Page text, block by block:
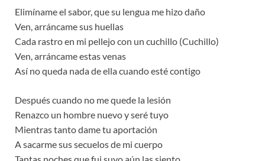
Elimíname el sabor, que su lengua me hizo daño
Ven, arráncame sus huellas
Cada rastro en mi pellejo con un cuchillo (Cuchillo)
Ven, arráncame estas venas
Así no queda nada de ella cuando esté contigo
Después cuando no me quede la lesión
Renazco un hombre nuevo y seré tuyo
Mientras tanto dame tu aportación
A sacarme sus secuelos de mi cuerpo